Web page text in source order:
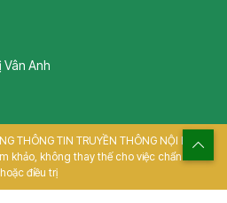
Vân Anh
THÔNG TIN TRUYỀN THÔNG NỘI BỘ
khảo, không thay thế cho việc chẩn đoán
hoặc điều trị